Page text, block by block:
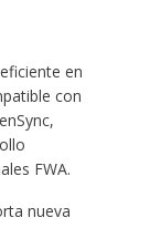
en
con
FWA.
nueva